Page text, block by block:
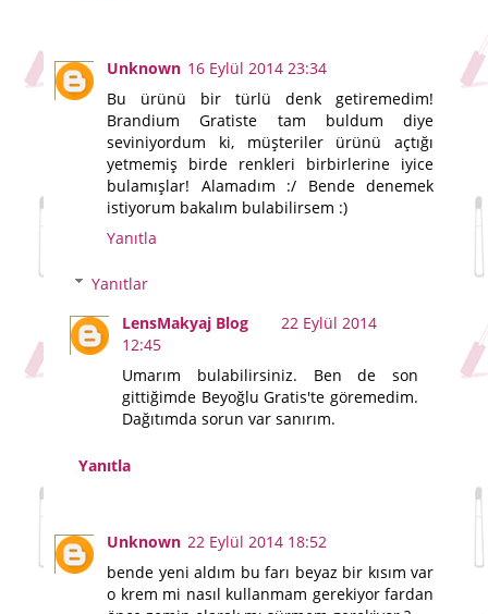
Unknown 16 Eylül 2014 23:34
Bu ürünü bir türlü denk getiremedim!
Brandium Gratiste tam buldum diye
seviniyordum ki, müşteriler ürünü açtığı
yetmemiş birde renkleri birbirlerine iyice
bulamışlar! Alamadım :/ Bende denemek
istiyorum bakalım bulabilirsem :)
Yanıtla
Yanıtlar
LensMakyaj Blog
22 Eylül 2014
12:45
Umarım bulabilirsiniz. Ben de son
gittiğimde Beyoğlu Gratis'te göremedim.
Dağıtımda sorun var sanırım.
Yanıtla
Unknown 22 Eylül 2014 18:52
bende yeni aldım bu farı beyaz bir kısım var
o krem mi nasıl kullanmam gerekiyor fardan